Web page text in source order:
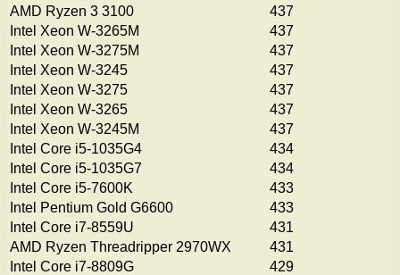
AMD Ryzen 3 3100
437
Intel Xeon W-3265M
437
Intel Xeon W-3275M
437
Intel Xeon W-3245
437
Intel Xeon W-3275
437
Intel Xeon W-3265
437
Intel Xeon W-3245M
437
Intel Core i5-1035G4
434
Intel Core i5-1035G7
434
Intel Core i5-7600K
433
Intel Pentium Gold G6600
433
Intel Core i7-8559U
431
AMD Ryzen Threadripper 2970WX
431
Intel Core i7-8809G
429